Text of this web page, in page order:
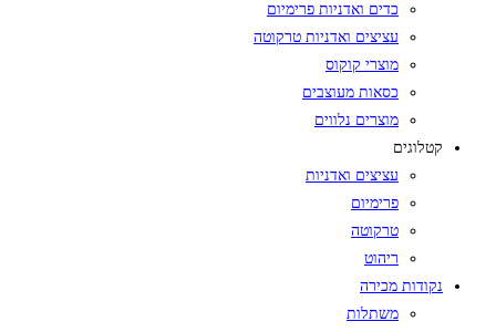
כדים ואדניות פרימיום
עציצים ואדניות טרקוטה
מוצרי קוקוס
כסאות מעוצבים
מוצרים נלווים
קטלוגים
עציצים ואדניות
פרימיום
טרקוטה
ריהוט
נקודות מכירה
משתלות